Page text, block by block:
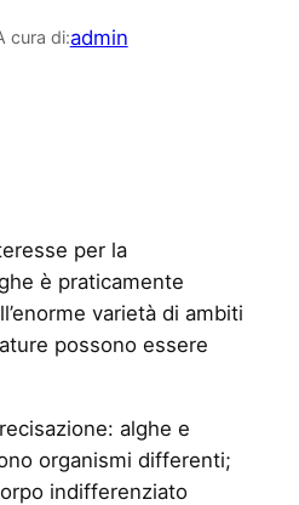
cura di:admin
per la
è praticamente
varietà di ambiti
possono essere
alghe e
organismi differenti;
indifferenziato